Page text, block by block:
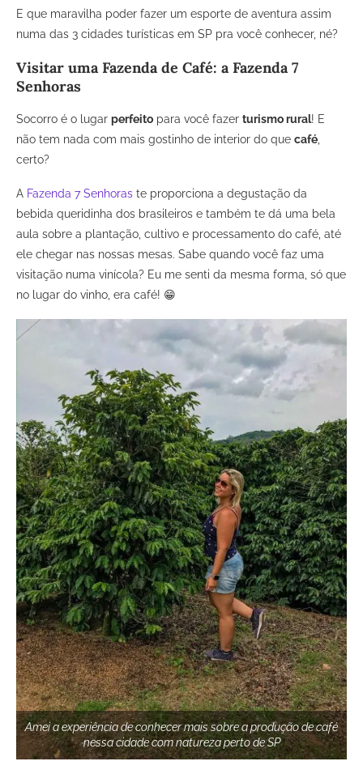
E que maravilha poder fazer um esporte de aventura assim
numa das 3 cidades turísticas em SP pra você conhecer, né?
Visitar uma Fazenda de Café: a Fazenda 7
Senhoras
Socorro é o lugar perfeito para você fazer turismo rural! E
não tem nada com mais gostinho de interior do que café,
certo?
A Fazenda 7 Senhoras te proporciona a degustação da
bebida queridinha dos brasileiros e também te dá uma bela
aula sobre a plantação, cultivo e processamento do café, até
ele chegar nas nossas mesas. Sabe quando você faz uma
visitação numa vinícola? Eu me senti da mesma forma, só que
no lugar do vinho, era café! 😁
Amei a experiência de conhecer mais sobre a produção de café
nessa cidade com natureza perto de SP